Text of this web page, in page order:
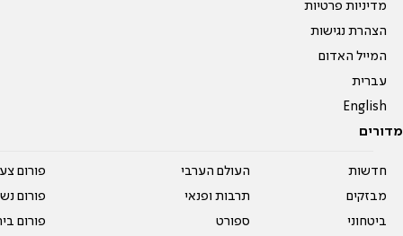
מדיניות פרטיות
הצהרת נגישות
המייל האדום
עברית
English
מדורים
חדשות
מבזקים
ביטחוני
העולם הערבי
תרבות ופנאי
ספורט
פורום
פורום
פורום